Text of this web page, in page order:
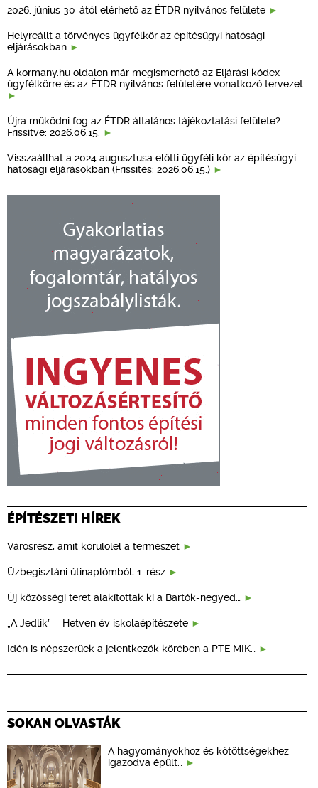
2026. június 30-ától elérhető az ÉTDR nyilvános felülete
Helyreállt a törvényes ügyfélkör az építésügyi hatósági
eljárásokban
A kormany.hu oldalon már megismerhető az Eljárási kódex
ügyfélkörre és az ÉTDR nyilvános felületére vonatkozó tervezet
Újra működni fog az ÉTDR általános tájékoztatási felülete? -
Frissítve: 2026.06.15.
Visszaállhat a 2024 augusztusa előtti ügyféli kör az építésügyi
hatósági eljárásokban (Frissítés: 2026.06.15.)
ÉPÍTÉSZETI HÍREK
Városrész, amit körülölel a természet
Üzbegisztáni útinaplómból, 1. rész
Új közösségi teret alakítottak ki a Bartók-negyed…
„A Jedlik” – Hetven év iskolaépítészete
Idén is népszerűek a jelentkezők körében a PTE MIK…
SOKAN OLVASTÁK
A hagyományokhoz és kötöttségekhez
igazodva épült…